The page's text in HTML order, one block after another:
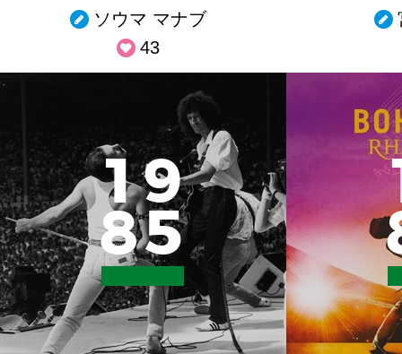
ソウマ マナブ
43
19
85